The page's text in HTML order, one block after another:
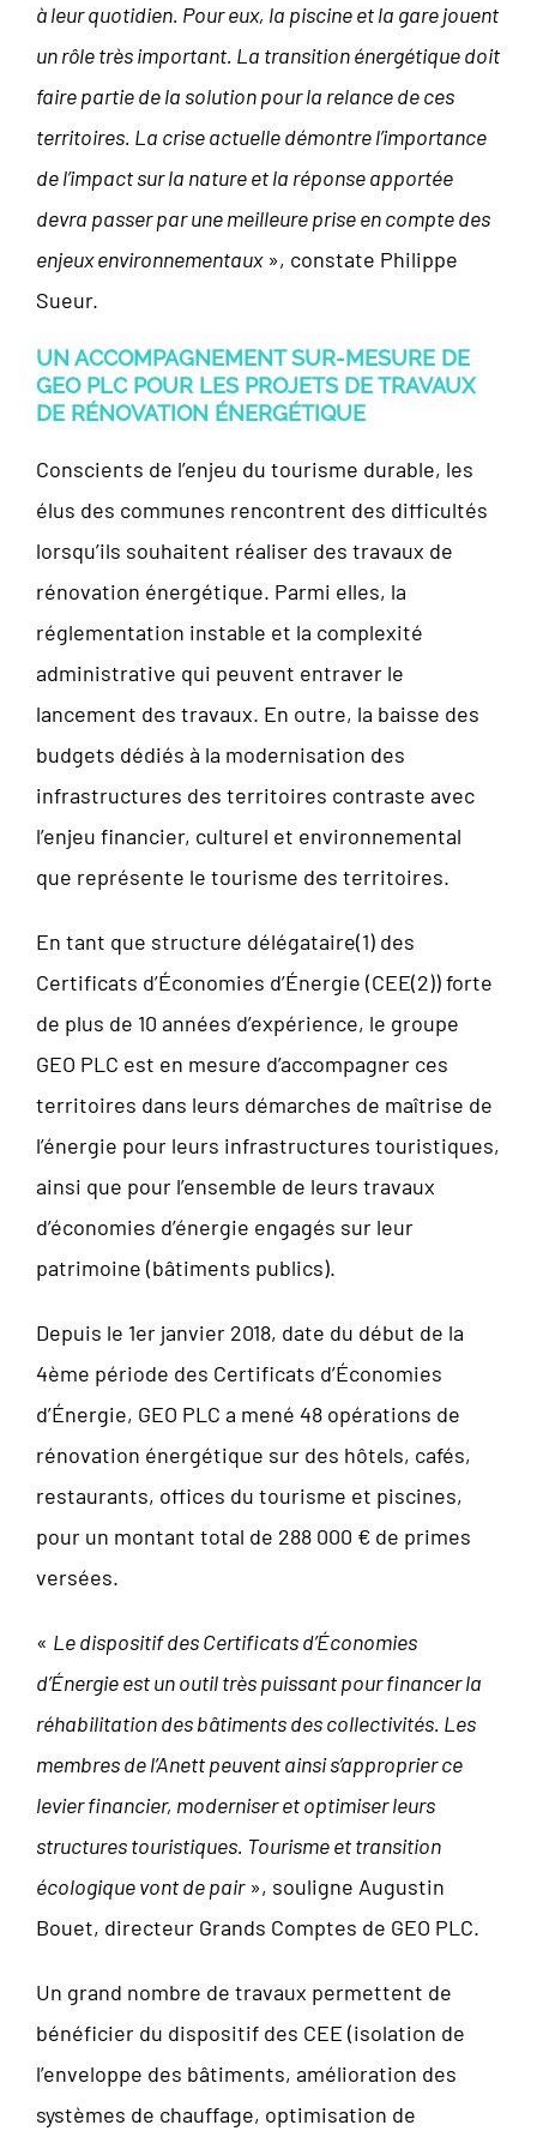
à leur quotidien. Pour eux, la piscine et la gare jouent
un rôle très important. La transition énergétique doit
faire partie de la solution pour la relance de ces
territoires. La crise actuelle démontre l’importance
de l’impact sur la nature et la réponse apportée
devra passer par une meilleure prise en compte des
enjeux environnementaux», constate Philippe
Sueur.
UN ACCOMPAGNEMENT SUR-MESURE DE
GEO PLC POUR LES PROJETS DE TRAVAUX
DE RÉNOVATION ÉNERGÉTIQUE
Conscients de l’enjeu du tourisme durable, les
élus des communes rencontrent des difficultés
lorsqu’ils souhaitent réaliser des travaux de
rénovation énergétique. Parmi elles, la
réglementation instable et la complexité
administrative qui peuvent entraver le
lancement des travaux. En outre, la baisse des
budgets dédiés à la modernisation des
infrastructures des territoires contraste avec
l’enjeu financier, culturel et environnemental
que représente le tourisme des territoires.
En tant que structure délégataire(1) des
Certificats d’Économies d’Énergie (CEE(2)) forte
de plus de 10 années d’expérience, le groupe
GEO PLC est en mesure d’accompagner ces
territoires dans leurs démarches de maîtrise de
l’énergie pour leurs infrastructures touristiques,
ainsi que pour l’ensemble de leurs travaux
d’économies d’énergie engagés sur leur
patrimoine (bâtiments publics).
Depuis le 1er janvier 2018, date du début de la
4ème période des Certificats d’Économies
d’Énergie, GEO PLC a mené 48 opérations de
rénovation énergétique sur des hôtels, cafés,
restaurants, offices du tourisme et piscines,
pour un montant total de 288 000 € de primes
versées.
« Le dispositif des Certificats d’Économies
d’Énergie est un outil très puissant pour financer la
réhabilitation des bâtiments des collectivités. Les
membres de l’Anett peuvent ainsi s’approprier ce
levier financier, moderniser et optimiser leurs
structures touristiques. Tourisme et transition
écologique vont de pair», souligne Augustin
Bouet, directeur Grands Comptes de GEO PLC.
Un grand nombre de travaux permettent de
bénéficier du dispositif des CEE (isolation de
l’enveloppe des bâtiments, amélioration des
systèmes de chauffage, optimisation de